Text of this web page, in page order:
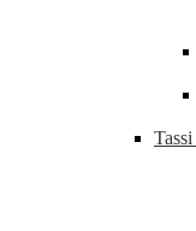
Tassi